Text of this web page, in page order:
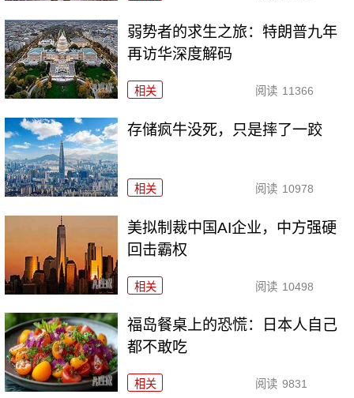
弱势者的求生之旅：特朗普九年
再访华深度解码
相关 阅读 11366
存储疯牛没死，只是摔了一跤
相关 阅读 10978
美拟制裁中国AI企业，中方强硬
回击霸权
相关 阅读 10498
福岛餐桌上的恐慌：日本人自己
都不敢吃
相关 阅读 9831